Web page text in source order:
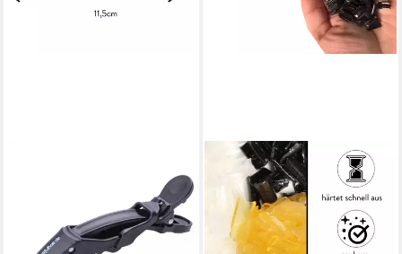
UVP13,95 €
-50%
HAIR2HEART
Echthaar-Extension
Ersatzbondings - Rebonden
von Extensions 100 Stück
Schwarz